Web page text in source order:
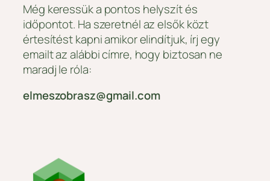
Még keressük a pontos helyszít és
időpontot. Ha szeretnél az elsők közt
értesítést kapni amikor elindítjuk, írj egy
emailt az alábbi címre, hogy biztosan ne
maradj le róla:
elmeszobrasz@gmail.com